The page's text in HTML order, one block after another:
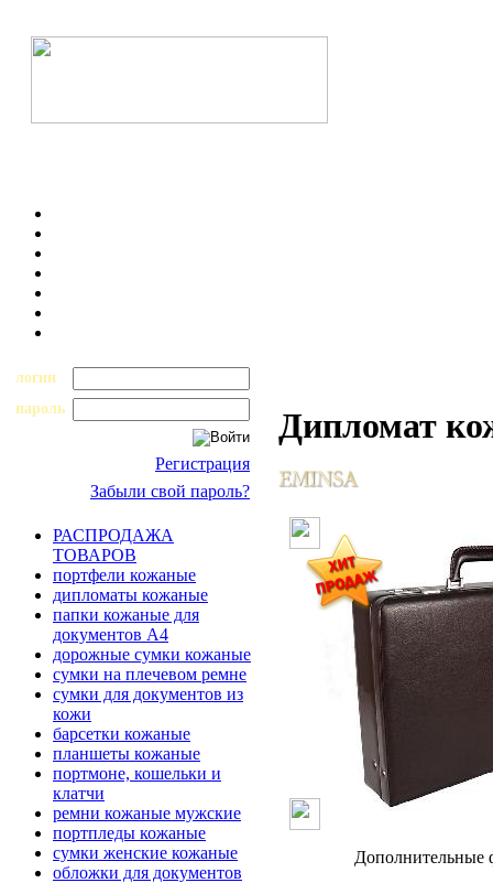
логин
пароль
Регистрация
Забыли свой пароль?
РАСПРОДАЖА
ТОВАРОВ
портфели кожаные
дипломаты кожаные
папки кожаные для
документов А4
дорожные сумки кожаные
сумки на плечевом ремне
сумки для документов из
кожи
барсетки кожаные
планшеты кожаные
портмоне, кошельки и
клатчи
ремни кожаные мужские
портпледы кожаные
сумки женские кожаные
обложки для документов
Дипломат
Дополнительные